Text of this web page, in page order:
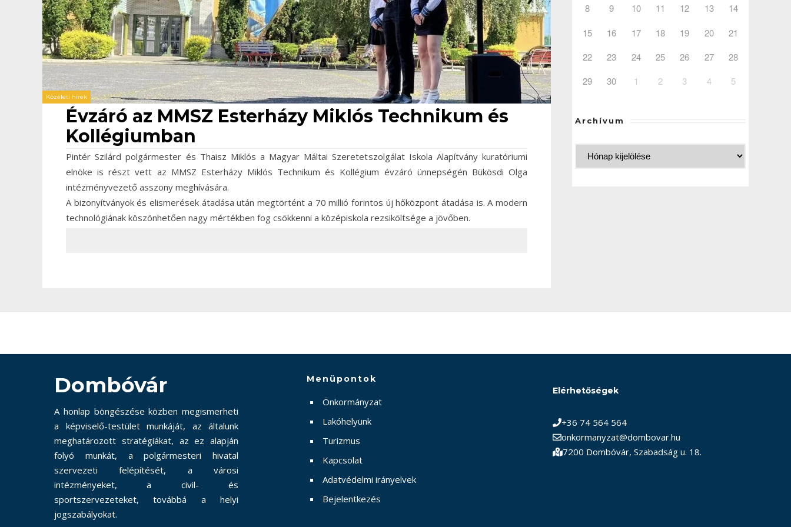
Közéleti hírek
Évzáró az MMSZ Esterházy Miklós Technikum és
Kollégiumban
Pintér Szilárd polgármester és Thaisz Miklós a Magyar Máltai Szeretetszolgálat Iskola Alapítvány kuratóriumi
elnöke is részt vett az MMSZ Esterházy Miklós Technikum és Kollégium évzáró ünnepségén Bükösdi Olga
intézményvezető asszony meghívására.
A bizonyítványok és elismerések átadása után megtörtént a 70 millió forintos új hőközpont átadása is. A modern
technológiának köszönhetően nagy mértékben fog csökkenni a középiskola rezsiköltsége a jövőben.
8
9 10 11 12 13
14
15
16 17 18 19 20
21
22
23 24 25 26 27
28
29
30 1 2 3 4 5
Archívum
Dombóvár
A honlap böngészése közben megismerheti
a képviselő-testület munkáját, az általunk
meghatározott stratégiákat, az ez alapján
folyó munkát, a polgármesteri hivatal
szervezeti felépítését, a városi
intézményeket, a civil- és
sportszervezeteket, továbbá a helyi
jogszabályokat.
Menüpontok
Önkormányzat
Lakóhelyünk
Turizmus
Kapcsolat
Adatvédelmi irányelvek
Bejelentkezés
Elérhetőségek
+36 74 564 564
onkormanyzat@dombovar.hu
7200 Dombóvár, Szabadság u. 18.